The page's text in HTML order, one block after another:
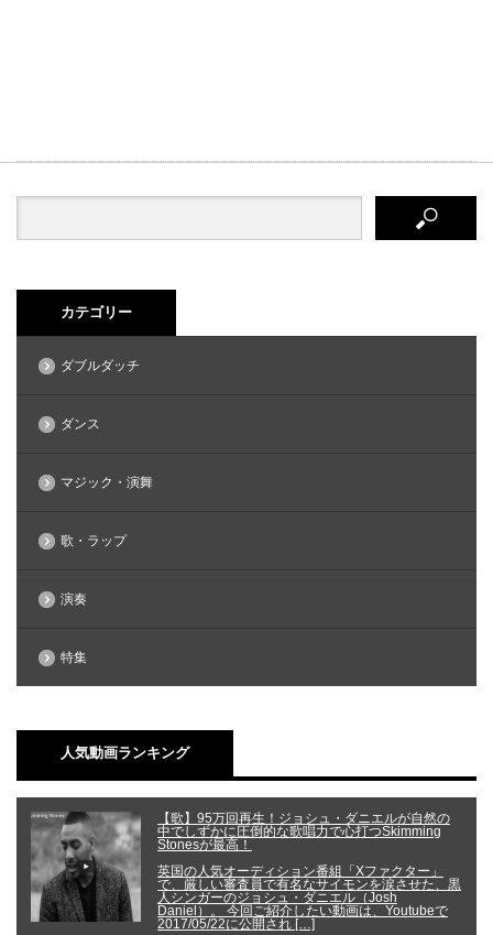
カテゴリー
ダブルダッチ
ダンス
マジック・演舞
歌・ラップ
演奏
特集
人気動画ランキング
【歌】95万回再生！ジョシュ・ダニエルが自然の
中でしずかに圧倒的な歌唱力で心打つSkimming
Stonesが最高！
英国の人気オーディション番組「Xファクター」
で、厳しい審査員で有名なサイモンを涙させた、黒
人シンガーのジョシュ・ダニエル（Josh
Daniel）。 今回ご紹介したい動画は、Youtubeで
2017/05/22に公開され […]